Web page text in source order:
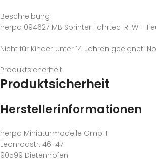
Beschreibung
herpa 094627 MB Sprinter Fahrtec-RTW –
Nicht für Kinder unter 14 Jahren geeignet!
Produktsicherheit
Produktsicherheit
Herstellerinformationen
herpa Miniaturmodelle GmbH
Leonrodstr. 46-47
90599 Dietenhofen